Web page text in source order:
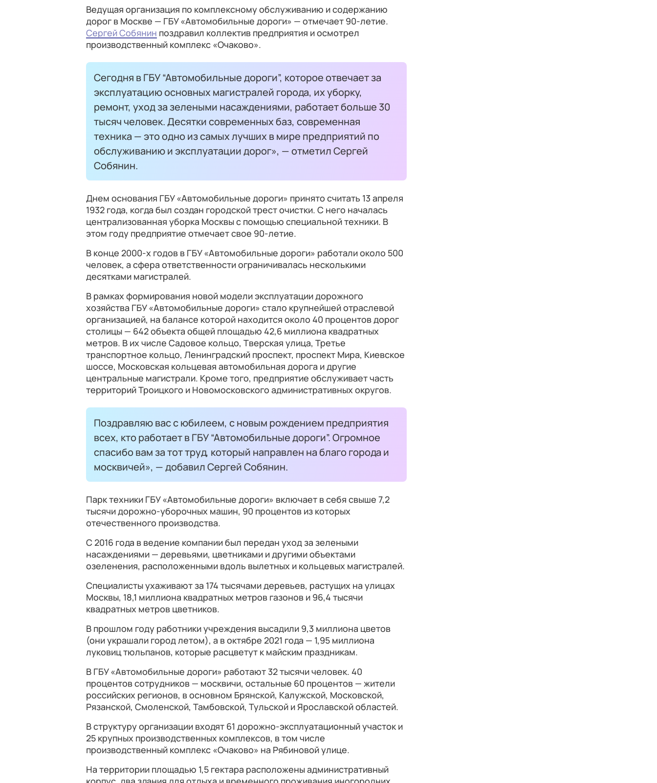
Ведущая организация по комплексному обслуживанию и содержанию
дорог в Москве — ГБУ «Автомобильные дороги» — отмечает 90-летие.
Сергей Собянин поздравил коллектив предприятия и осмотрел
производственный комплекс «Очаково».
Сегодня в ГБУ “Автомобильные дороги”, которое отвечает за
эксплуатацию основных магистралей города, их уборку,
ремонт, уход за зелеными насаждениями, работает больше 30
тысяч человек. Десятки современных баз, современная
техника — это одно из самых лучших в мире предприятий по
обслуживанию и эксплуатации дорог», — отметил Сергей
Собянин.
Днем основания ГБУ «Автомобильные дороги» принято считать 13 апреля
1932 года, когда был создан городской трест очистки. С него началась
централизованная уборка Москвы с помощью специальной техники. В
этом году предприятие отмечает свое 90-летие.
В конце 2000-х годов в ГБУ «Автомобильные дороги» работали около 500
человек, а сфера ответственности ограничивалась несколькими
десятками магистралей.
В рамках формирования новой модели эксплуатации дорожного
хозяйства ГБУ «Автомобильные дороги» стало крупнейшей отраслевой
организацией, на балансе которой находится около 40 процентов дорог
столицы — 642 объекта общей площадью 42,6 миллиона квадратных
метров. В их числе Садовое кольцо, Тверская улица, Третье
транспортное кольцо, Ленинградский проспект, проспект Мира, Киевское
шоссе, Московская кольцевая автомобильная дорога и другие
центральные магистрали. Кроме того, предприятие обслуживает часть
территорий Троицкого и Новомосковского административных округов.
Поздравляю вас с юбилеем, с новым рождением предприятия
всех, кто работает в ГБУ “Автомобильные дороги”. Огромное
спасибо вам за тот труд, который направлен на благо города и
москвичей», — добавил Сергей Собянин.
Парк техники ГБУ «Автомобильные дороги» включает в себя свыше 7,2
тысячи дорожно-уборочных машин, 90 процентов из которых
отечественного производства.
С 2016 года в ведение компании был передан уход за зелеными
насаждениями — деревьями, цветниками и другими объектами
озеленения, расположенными вдоль вылетных и кольцевых магистралей.
Специалисты ухаживают за 174 тысячами деревьев, растущих на улицах
Москвы, 18,1 миллиона квадратных метров газонов и 96,4 тысячи
квадратных метров цветников.
В прошлом году работники учреждения высадили 9,3 миллиона цветов
(они украшали город летом), а в октябре 2021 года — 1,95 миллиона
луковиц тюльпанов, которые расцветут к майским праздникам.
В ГБУ «Автомобильные дороги» работают 32 тысячи человек. 40
процентов сотрудников — москвичи, остальные 60 процентов — жители
российских регионов, в основном Брянской, Калужской, Московской,
Рязанской, Смоленской, Тамбовской, Тульской и Ярославской областей.
В структуру организации входят 61 дорожно-эксплуатационный участок и
25 крупных производственных комплексов, в том числе
производственный комплекс «Очаково» на Рябиновой улице.
На территории площадью 1,5 гектара расположены административный